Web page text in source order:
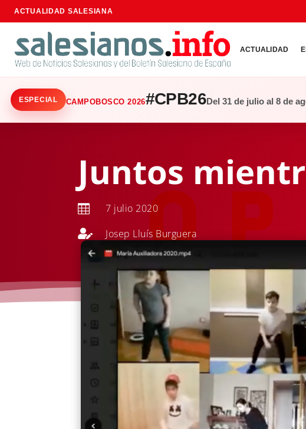
ACTUALIDAD SALESIANA
ACTUALIDAD
ESPECIAL CAMPOBOSCO 2026#CPB26Del 31 de julio al 8 de
Juntos
 7 julio 2020
 Josep Lluís Burguera